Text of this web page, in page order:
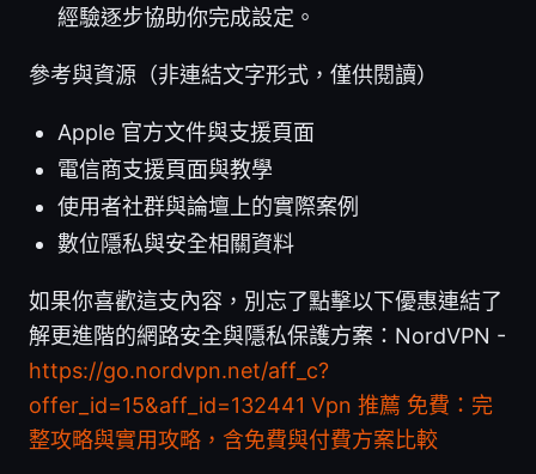
經驗逐步協助你完成設定。
參考與資源（非連結文字形式，僅供閱讀）
Apple 官方文件與支援頁面
電信商支援頁面與教學
使用者社群與論壇上的實際案例
數位隱私與安全相關資料
如果你喜歡這支內容，別忘了點擊以下優惠連結了
解更進階的網路安全與隱私保護方案：NordVPN -
https://go.nordvpn.net/aff_c?
offer_id=15&aff_id=132441 Vpn 推薦 免費：完
整攻略與實用攻略，含免費與付費方案比較